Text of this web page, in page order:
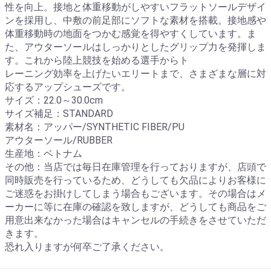
性を向上。接地と体重移動がしやすいフラットソールデザイ
ンを採用し、中敷の前足部にソフトな素材を搭載。接地感や
体重移動時の地面をつかむ感覚を得やすくしています。ま
た、アウターソールはしっかりとしたグリップ力を発揮しま
す。これから陸上競技を始める選手からト
レーニング効率を上げたいエリートまで、さまざまな層に対
応するアップシューズです。
サイズ：22.0～30.0cm
サイズ補足：STANDARD
素材名：アッパー/SYNTHETIC FIBER/PU
アウターソール/RUBBER
生産地：ベトナム
その他：当店では毎日在庫管理を行っておりますが、店頭で
同時販売を行っているため、どうしても欠品によりお客様に
ご迷惑をお掛けしてしまう場合もございます。その場合はメ
ーカーに等に在庫の確認を致しますが、どうしても商品をご
用意出来なかった場合はキャンセルの手続きをさせていただ
きます。
恐れ入りますが何卒ご了承ください。